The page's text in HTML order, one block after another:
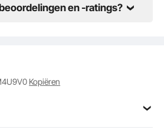
en -ratings?
Kopiëren